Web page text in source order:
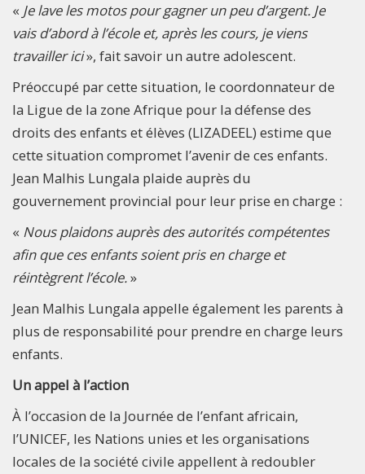
« Je lave les motos pour gagner un peu d’argent. Je
vais d’abord à l’école et, après les cours, je viens
travailler ici», fait savoir un autre adolescent.
Préoccupé par cette situation, le coordonnateur de
la Ligue de la zone Afrique pour la défense des
droits des enfants et élèves (LIZADEEL) estime que
cette situation compromet l’avenir de ces enfants.
Jean Malhis Lungala plaide auprès du
gouvernement provincial pour leur prise en charge :
« Nous plaidons auprès des autorités compétentes
afin que ces enfants soient pris en charge et
réintègrent l’école.»
Jean Malhis Lungala appelle également les parents à
plus de responsabilité pour prendre en charge leurs
enfants.
Un appel à l’action
À l’occasion de la Journée de l’enfant africain,
l’UNICEF, les Nations unies et les organisations
locales de la société civile appellent à redoubler